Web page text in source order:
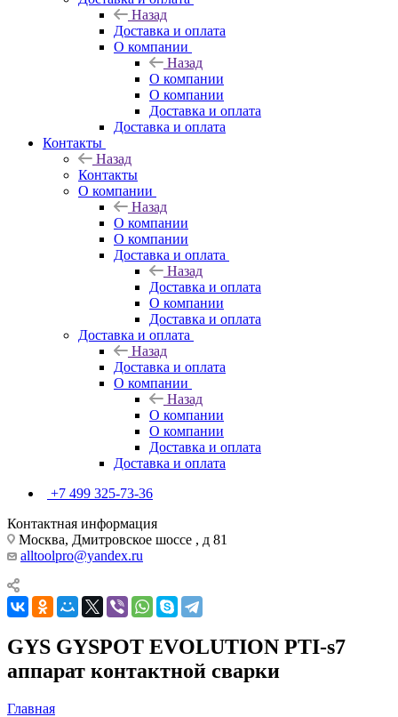
Назад
Доставка и оплата
О компании
Назад
О компании
О компании
Доставка и оплата
Доставка и оплата
Контакты
Назад
Контакты
О компании
Назад
О компании
О компании
Доставка и оплата
Назад
Доставка и оплата
О компании
Доставка и оплата
Доставка и оплата
Назад
Доставка и оплата
О компании
Назад
О компании
О компании
Доставка и оплата
Доставка и оплата
+7 499 325-73-36
Контактная информация
Москва, Дмитровское шоссе , д 81
alltoolpro@yandex.ru
GYS GYSPOT EVOLUTION PTI-s7
аппарат контактной сварки
Главная